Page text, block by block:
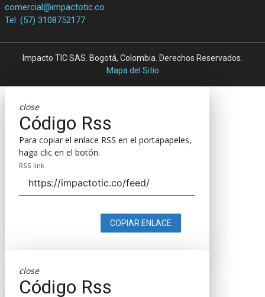
comercial@impactotic.co
Tel. (57) 3108752177
Impacto TIC SAS. Bogotá, Colombia. Derechos Reservados.
Mapa del Sitio
close
Código Rss
Para copiar el enlace RSS en el portapapeles,
haga clic en el botón.
RSS link
COPIAR ENLACE
close
Código Rss